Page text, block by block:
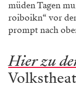
müden Tagen
roiboikn“ vor
prompt nach
Hier zu